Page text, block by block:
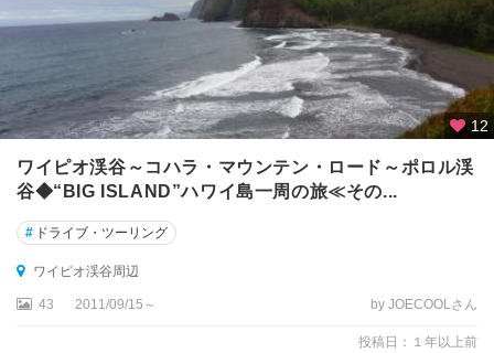
12
ワイピオ渓谷～コハラ・マウンテン・ロード～ポロル渓
谷◆“BIG ISLAND”ハワイ島一周の旅≪その...
# ドライブ・ツーリング
ワイピオ渓谷周辺
43 2011/09/15～ by JOECOOLさん
投稿日：１年以上前